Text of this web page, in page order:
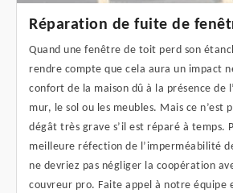
Réparation de fuite de
Quand une fenêtre de toit perd son
rendre compte que cela aura un impact
confort de la maison dû à la présence de
mur, le sol ou les meubles. Mais ce n’est
dégât très grave s’il est réparé à temps.
meilleure réfection de l’imperméabilité
ne devriez pas négliger la coopération
couvreur pro. Faite appel à notre équipe